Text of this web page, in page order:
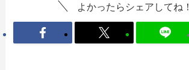
よかったらシェアしてね！